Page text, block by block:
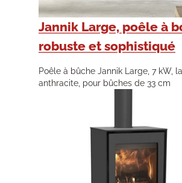
Jannik Large, poêle à
robuste et sophistiqué
Poêle à bûche Jannik Large, 7 kW,
anthracite, pour bûches de 33 cm